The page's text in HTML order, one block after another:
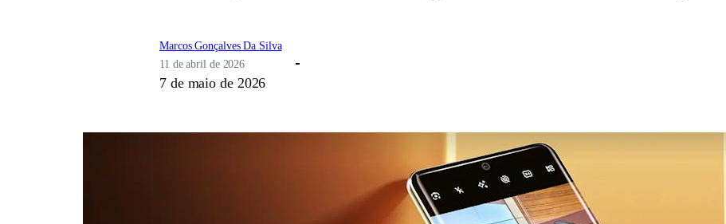
Marcos Gonçalves Da Silva
11 de abril de 2026
7 de maio de 2026